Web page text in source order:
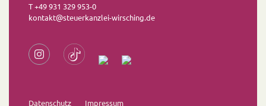
T +49 931 329 953-0
kontakt@steuerkanzlei-wirsching.de
Datenschutz Impressum